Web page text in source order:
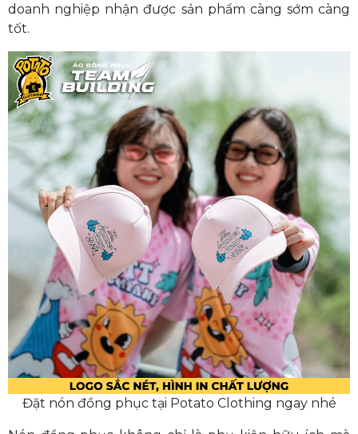
doanh nghiệp nhận được sản phẩm càng sớm càng
tốt.
Đặt nón đồng phục tại Potato Clothing ngay nhé